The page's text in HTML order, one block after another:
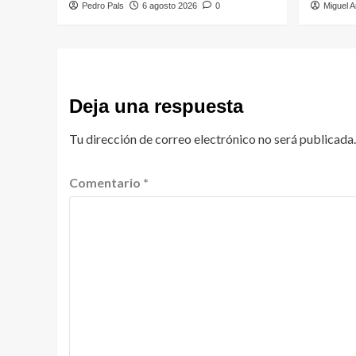
Pedro Pals 6 agosto 2026 0 Miguel
Deja una respuesta
Tu dirección de correo electrónico no será publicada.
Comentario *